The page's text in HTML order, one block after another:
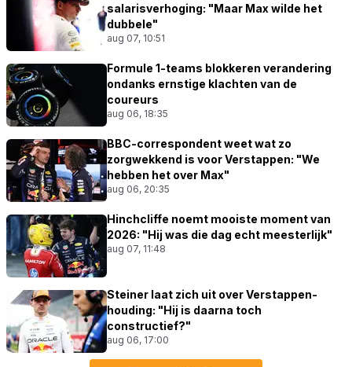
salarisverhoging: "Maar Max wilde het
dubbele"
aug 07, 10:51
Formule 1-teams blokkeren verandering
ondanks ernstige klachten van de
coureurs
aug 06, 18:35
BBC-correspondent weet wat zo
zorgwekkend is voor Verstappen: "We
hebben het over Max"
aug 06, 20:35
Hinchcliffe noemt mooiste moment van
2026: "Hij was die dag echt meesterlijk"
aug 07, 11:48
Steiner laat zich uit over Verstappen-
houding: "Hij is daarna toch
constructief?"
aug 06, 17:00